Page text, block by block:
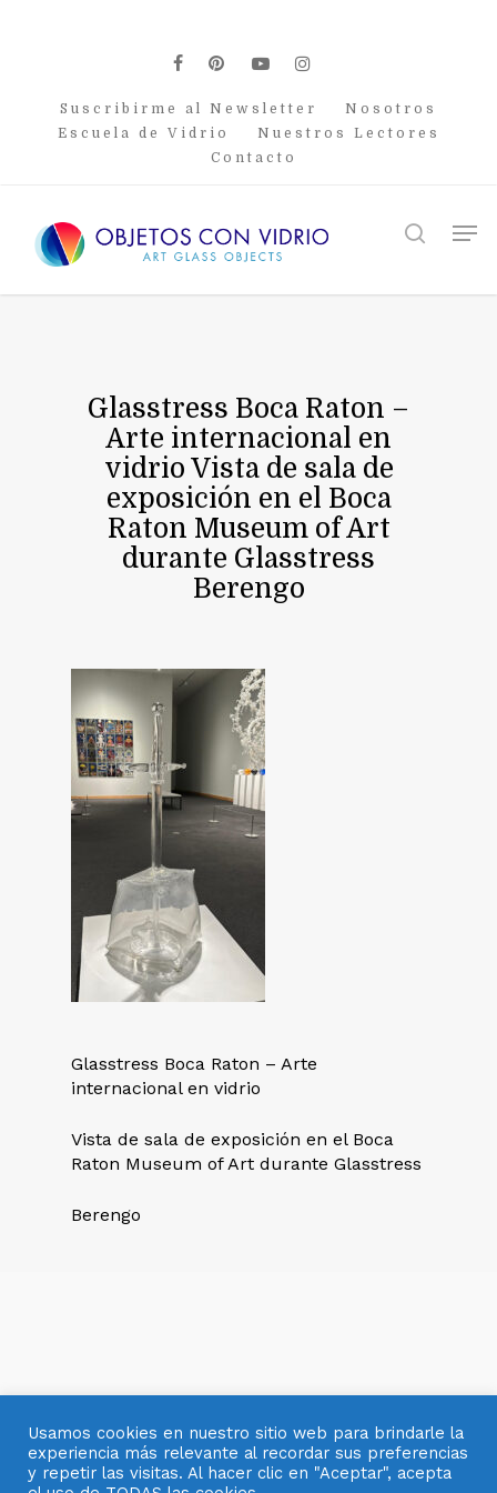
facebook
pinterest
youtubeinstagram
Suscribirme al Newsletter
Nosotros
Escuela de Vidrio
Nuestros Lectores
Contacto
search
Glasstress Boca Raton –
Arte internacional en
vidrio Vista de sala de
exposición en el Boca
Raton Museum of Art
durante Glasstress
Berengo
Glasstress Boca Raton – Arte
internacional en vidrio
Vista de sala de exposición en el Boca
Raton Museum of Art durante Glasstress
Berengo
Usamos cookies en nuestro sitio web para brindarle la
experiencia más relevante al recordar sus preferencias
y repetir las visitas. Al hacer clic en "Aceptar", acepta